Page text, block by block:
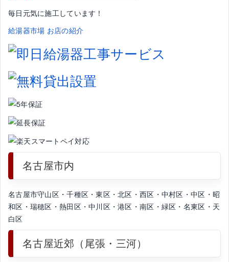
毎日元気に施工しています！
給湯器市場 お店の紹介
名古屋市内
名古屋市守山区・千種区・東区・北区・西区・中村区・中区・昭
和区・瑞穂区・熱田区・中川区・港区・南区・緑区・名東区・天
白区
名古屋近郊（尾張・三河）